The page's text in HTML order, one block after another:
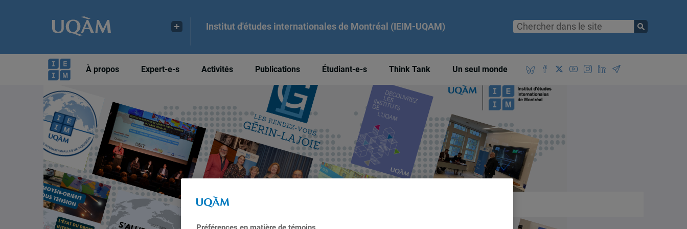
Institut d'études internationales de Montréal (IEIM-UQAM)
À propos Expert-e-s Activités Publications Étudiant-e-s Think Tank Un seul monde